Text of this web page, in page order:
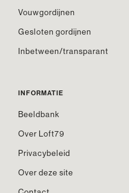
Vouwgordijnen
Gesloten gordijnen
Inbetween/transparant
INFORMATIE
Beeldbank
Over Loft79
Privacybeleid
Over deze site